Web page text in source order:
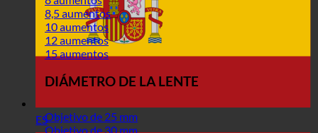
ES
8,5 aumentos
10 aumentos
12 aumentos
15 aumentos
DIÁMETRO DE LA LENTE
Objetivo de 25 mm
Objetivo de 30 mm